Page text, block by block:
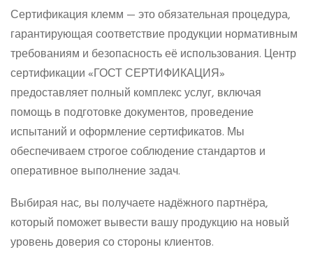
Сертификация клемм — это обязательная процедура,
гарантирующая соответствие продукции нормативным
требованиям и безопасность её использования. Центр
сертификации «ГОСТ СЕРТИФИКАЦИЯ»
предоставляет полный комплекс услуг, включая
помощь в подготовке документов, проведение
испытаний и оформление сертификатов. Мы
обеспечиваем строгое соблюдение стандартов и
оперативное выполнение задач.
Выбирая нас, вы получаете надёжного партнёра,
который поможет вывести вашу продукцию на новый
уровень доверия со стороны клиентов.